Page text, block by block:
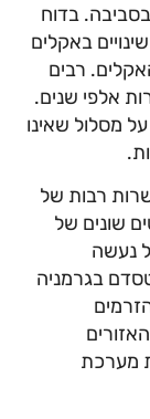
בדוח
באקלים
רבים
אלפי שנים.
מסלול שאינו
רבות של
שונים של
נעשה
בגרמניה
מערכת